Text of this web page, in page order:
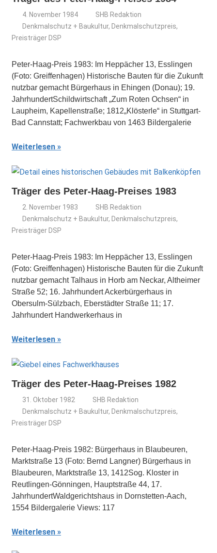
4. November 1984
SHB Redaktion
Denkmalschutz + Baukultur, Denkmalschutzpreis,
Preisträger DSP
Peter-Haag-Preis 1983: Im Heppächer 13, Esslingen
(Foto: Greiffenhagen) Historische Bauten für die Zukunft
nutzbar gemacht Bürgerhaus in Ehingen (Donau); 19.
JahrhundertSchildwirtschaft „Zum Roten Ochsen“ in
Laupheim, Kapellenstraße; 1812„Klösterle“ in Stuttgart-
Bad Cannstatt; Fachwerkbau von 1463 Bildergalerie
Weiterlesen
Träger des Peter-Haag-Preises 1983
2. November 1983
SHB Redaktion
Denkmalschutz + Baukultur, Denkmalschutzpreis,
Preisträger DSP
Peter-Haag-Preis 1983: Im Heppächer 13, Esslingen
(Foto: Greiffenhagen) Historische Bauten für die Zukunft
nutzbar gemacht Talhaus in Horb am Neckar, Altheimer
Straße 52; 16. Jahrhundert Ackerbürgerhaus in
Obersulm-Sülzbach, Eberstädter Straße 11; 17.
Jahrhundert Handwerkerhaus in
Weiterlesen
Träger des Peter-Haag-Preises 1982
31. Oktober 1982
SHB Redaktion
Denkmalschutz + Baukultur, Denkmalschutzpreis,
Preisträger DSP
Peter-Haag-Preis 1982: Bürgerhaus in Blaubeuren,
Marktstraße 13 (Foto: Bernd Langner) Bürgerhaus in
Blaubeuren, Marktstraße 13, 1412Sog. Kloster in
Reutlingen-Gönningen, Hauptstraße 44, 17.
JahrhundertWaldgerichtshaus in Dornstetten-Aach,
1554 Bildergalerie Views: 117
Weiterlesen